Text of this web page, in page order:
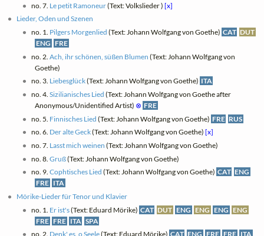
no. 7. Le petit Ramoneur(Text: Volkslieder ) [x]
Lieder, Oden und Szenen
no. 1. Pilgers Morgenlied (Text: Johann Wolfgang von Goethe) CAT DUT
ENG FRE
no. 2. Ach, ihr schönen, süßen Blumen (Text: Johann Wolfgang von
Goethe)
no. 3. Liebesglück(Text: Johann Wolfgang von Goethe) ITA
no. 4. Sizilianisches Lied (Text: Johann Wolfgang von Goethe after
Anonymous/Unidentified Artist) ⊗ FRE
no. 5. Finnisches Lied (Text: Johann Wolfgang von Goethe) FRE RUS
no. 6. Der alte Geck(Text: Johann Wolfgang von Goethe) [x]
no. 7. Lasst mich weinen (Text: Johann Wolfgang von Goethe)
no. 8. Gruß(Text: Johann Wolfgang von Goethe)
no. 9. Cophtisches Lied (Text: Johann Wolfgang von Goethe) CAT ENG
FRE ITA
Mörike-Lieder für Tenor und Klavier
no. 1. Er ist's(Text: Eduard Mörike) CAT DUT ENG ENG ENG ENG
FRE FRE ITA SPA
no. 2. Denk' es, o Seele(Text: Eduard Mörike) CAT ENG FRE FRE ITA